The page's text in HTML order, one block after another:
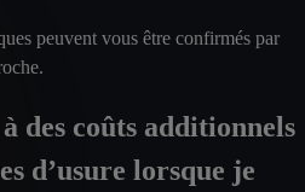
peuvent vous être confirmés par
des coûts additionnels
d’usure lorsque je